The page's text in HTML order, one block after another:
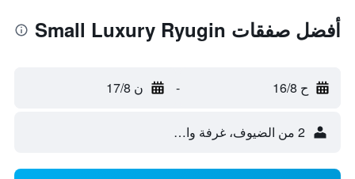
أفضل صفقات Small Luxury Ryugin
ح 16/8 - ن 17/8
2 من الضيوف، غرفة واحدة